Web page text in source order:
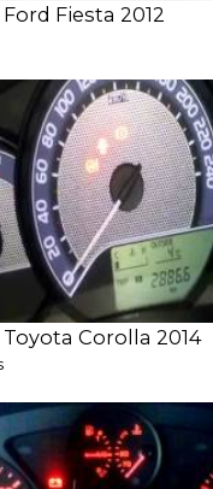
Fiesta 2012
Corolla 2014